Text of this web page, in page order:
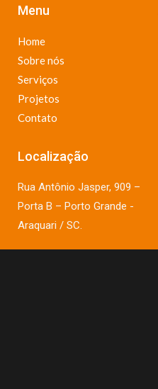
Menu
Home
Sobre nós
Serviços
Projetos
Contato
Localização
Rua Antônio Jasper, 909 –
Porta B – Porto Grande -
Araquari / SC.